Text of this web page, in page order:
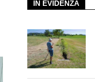
IN EVIDENZA